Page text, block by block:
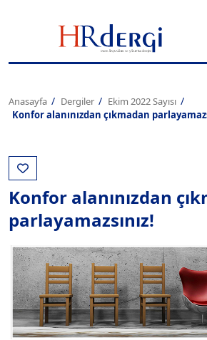
Anasayfa Dergiler
Ekim 2022 Sayısı
Konfor alanınızdan çıkmadan
Konfor alanınızdan
parlayamazsınız!